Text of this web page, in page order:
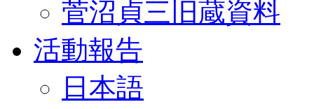
菅沼貞三旧蔵資料
活動報告
日本語